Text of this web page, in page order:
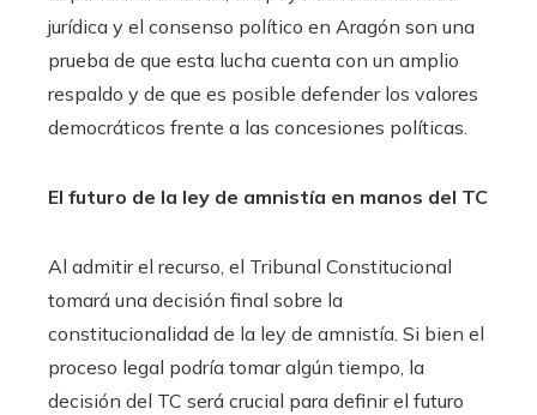
jurídica y el consenso político en Aragón son una
prueba de que esta lucha cuenta con un amplio
respaldo y de que es posible defender los valores
democráticos frente a las concesiones políticas.
El futuro de la ley de amnistía en manos del TC
Al admitir el recurso, el Tribunal Constitucional
tomará una decisión final sobre la
constitucionalidad de la ley de amnistía. Si bien el
proceso legal podría tomar algún tiempo, la
decisión del TC será crucial para definir el futuro